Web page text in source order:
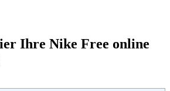
Ihre Nike Free online